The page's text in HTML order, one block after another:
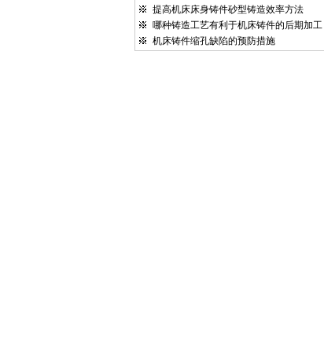
提高机床床身铸件砂型铸造效率方法
哪种铸造工艺有利于机床铸件的后期加工
机床铸件缩孔缺陷的预防措施